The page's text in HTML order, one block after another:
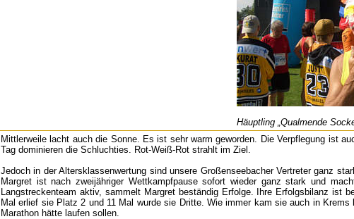
Häuptling „Qualmende
Mittlerweile lacht auch die Sonne. Es ist sehr warm geworden. Die Verpflegung ist
Tag dominieren die Schluchties. Rot-Weiß-Rot strahlt im Ziel.
Jedoch in der Altersklassenwertung sind unsere Großenseebacher Vertreter ganz
Margret ist nach zweijähriger Wettkampfpause sofort wieder ganz stark und
Langstreckenteam aktiv, sammelt Margret beständig Erfolge. Ihre Erfolgsbilanz ist
Mal erlief sie Platz 2 und 11 Mal wurde sie Dritte. Wie immer kam sie auch in
Marathon hätte laufen sollen.